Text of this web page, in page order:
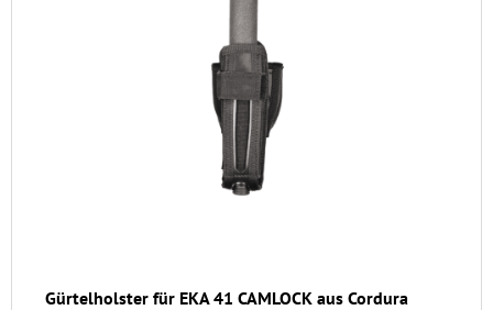
Gürtelholster für EKA 41 CAMLOCK aus Cordura